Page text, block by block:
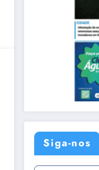
Siga-nos